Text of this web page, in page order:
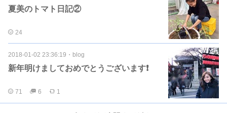
夏美のトマト日記②
24
2018-01-02 23:36:19 ・ blog
新年明けましておめでとうございます❗️
71 6 1